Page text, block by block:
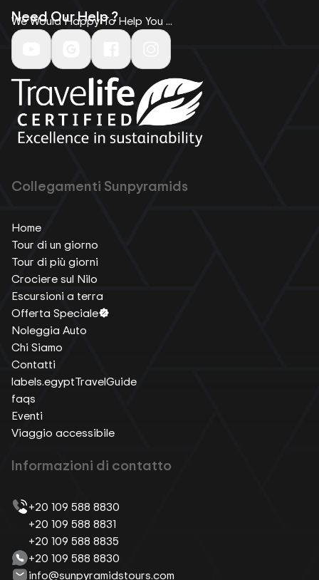
Need Our Help ?
We Would Happy To Help You ...
Collegamenti Sunpyramids
Home
Tour di un giorno
Tour di più giorni
Crociere sul Nilo
Escursioni a terra
Offerta Speciale
Noleggia Auto
Chi Siamo
Contatti
labels.egyptTravelGuide
faqs
Eventi
Viaggio accessibile
Informazioni di contatto
+20 109 588 8830
+20 109 588 8831
+20 109 588 8835
+20 109 588 8830
info@sunpyramidstours.com